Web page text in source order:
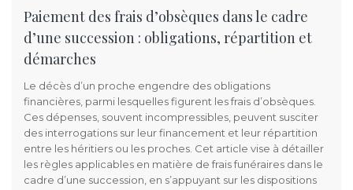
Paiement des frais d’obsèques dans le cadre
d’une succession : obligations, répartition et
démarches
Le décès d’un proche engendre des obligations
financières, parmi lesquelles figurent les frais d’obsèques.
Ces dépenses, souvent incompressibles, peuvent susciter
des interrogations sur leur financement et leur répartition
entre les héritiers ou les proches. Cet article vise à détailler
les règles applicables en matière de frais funéraires dans le
cadre d’une succession, en s’appuyant sur les dispositions